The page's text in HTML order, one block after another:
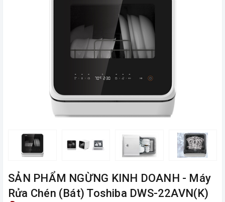
ㅤSẢN PHẨM NGỪNG KINH DOANH - Máy
Rửa Chén (Bát) Toshiba DWS-22AVN(K)